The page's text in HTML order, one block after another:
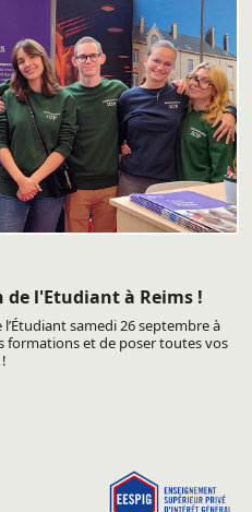
de l'Etudiant à Reims !
samedi 26 septembre à
formations et de poser toutes vos